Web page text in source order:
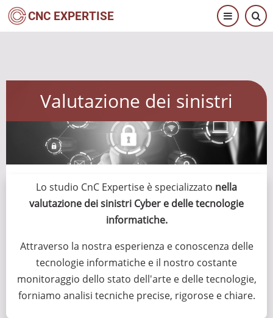
Salta
CNC EXPERTISE
Valutazione dei sinistri
Lo studio CnC Expertise è specializzato nella
valutazione dei sinistri Cyber e delle tecnologie
informatiche.
Attraverso la nostra esperienza e conoscenza delle
tecnologie informatiche e il nostro costante
monitoraggio dello stato dell'arte e delle tecnologie,
forniamo analisi tecniche precise, rigorose e chiare.